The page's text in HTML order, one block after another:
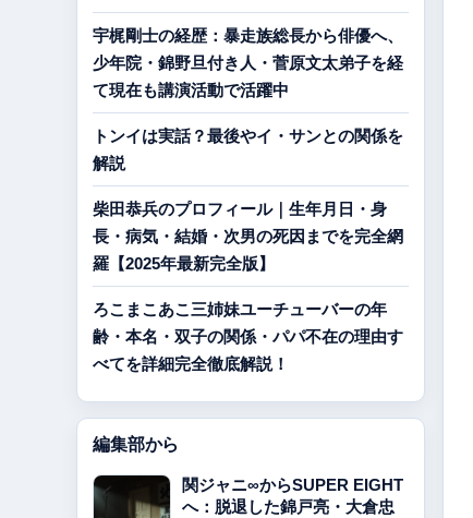
宇梶剛士の経歴：暴走族総長から俳優へ、
少年院・錦野旦付き人・菅原文太弟子を経
て現在も講演活動で活躍中
トンイは実話？最後やイ・サンとの関係を
解説
柴田恭兵のプロフィール｜生年月日・身
長・病気・結婚・次男の死因までを完全網
羅【2025年最新完全版】
ろこまこあこ三姉妹ユーチューバーの年
齢・本名・双子の関係・パパ不在の理由す
べてを詳細完全徹底解説！
編集部から
関ジャニ∞からSUPER EIGHT
へ：脱退した錦戸亮・大倉忠